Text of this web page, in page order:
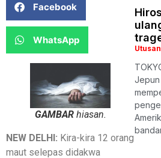
Facebook
WhatsApp
GAMBARhiasan.
NEW DELHI: Kira-kira 12 orang
maut selepas didakwa
Jepun